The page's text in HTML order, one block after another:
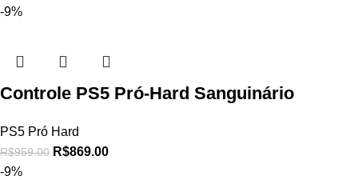
-9%
Controle PS5 Pró-Hard Sanguinário
PS5 Pró Hard
R$959.00 R$869.00
-9%